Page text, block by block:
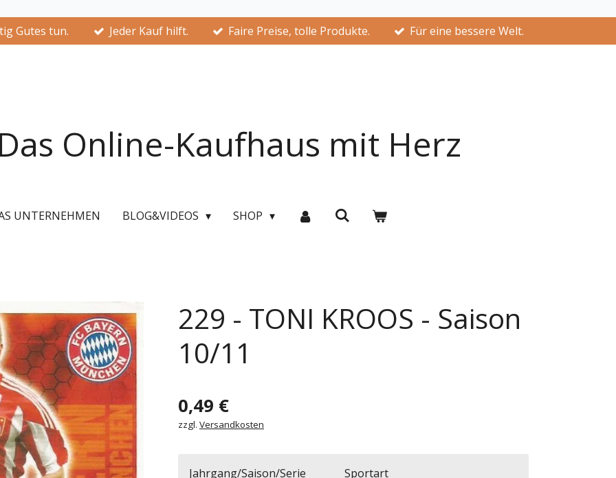
Gutes tun. Jeder Kauf hilft. Faire Preise, tolle Produkte. Für eine bessere Welt.
Das Online-Kaufhaus mit Herz
UNTERNEHMEN BLOG&VIDEOS SHOP
229 - TONI KROOS - Saison
10/11
0,49 €
zzgl. Versandkosten
Jahrgang/Saison/Serie Sportart